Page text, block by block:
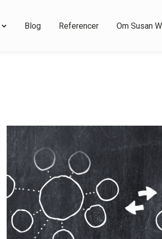
Blog Referencer Om Susan